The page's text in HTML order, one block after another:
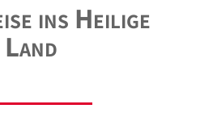
ins Heilige
Land